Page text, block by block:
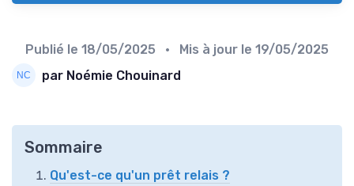
Publié le 18/05/2025 • Mis à jour le 19/05/2025
par Noémie Chouinard
Sommaire
Qu'est-ce qu'un prêt relais ?